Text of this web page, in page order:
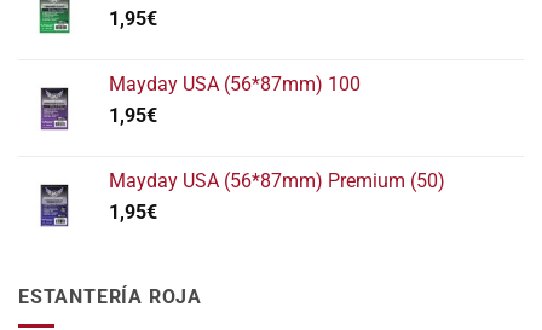
1,95€
Mayday USA (56*87mm) 100
1,95€
Mayday USA (56*87mm) Premium (50)
1,95€
ESTANTERÍA ROJA